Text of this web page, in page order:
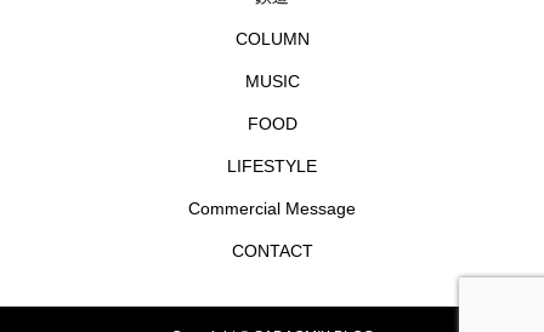
COLUMN
MUSIC
FOOD
LIFESTYLE
Commercial Message
CONTACT